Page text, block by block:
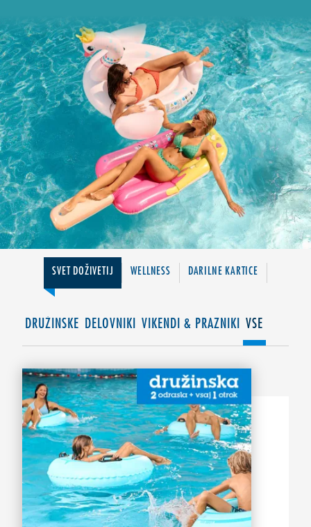
SVET DOŽIVETIJ WELLNESS DARILNE KARTICE
DRUŽINSKE DELOVNIKI VIKENDI & PRAZNIKI VSE